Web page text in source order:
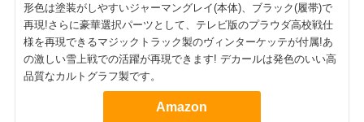
形色は塗装がしやすいジャーマングレイ(本体)、ブラック(履帯)で
再現!さらに豪華選択パーツとして、テレビ版のプラウダ高校戦仕
様を再現できるマジックトラック製のヴィンターケッテが付属!あ
の激しい雪上戦での活躍が再現できます! デカールは発色のいい高
品質なカルトグラフ製です。
Amazon